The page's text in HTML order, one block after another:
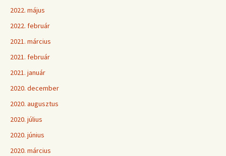
2022. május
2022. február
2021. március
2021. február
2021. január
2020. december
2020. augusztus
2020. július
2020. június
2020. március